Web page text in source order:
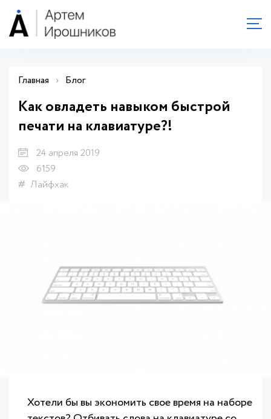
Главная › Блог
Как овладеть навыком быстрой
печати на клавиатуре?!
24 апреля 2019
6159
Лайфхак
Хотели бы вы экономить свое время на наборе